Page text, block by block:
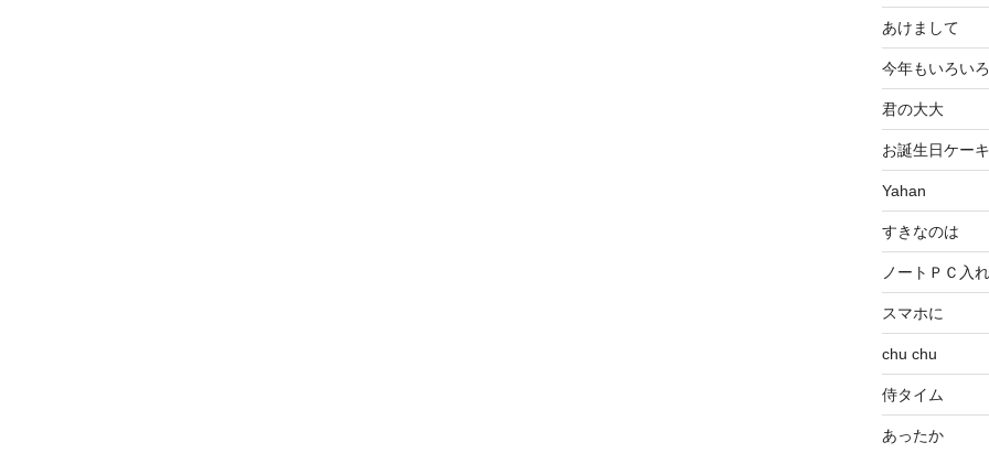
あけまして
今年もいろいろ
君の大大
お誕生日ケーキ
Yahan
すきなのは
ノートＰＣ入
スマホに
chu chu
侍タイム
あったか